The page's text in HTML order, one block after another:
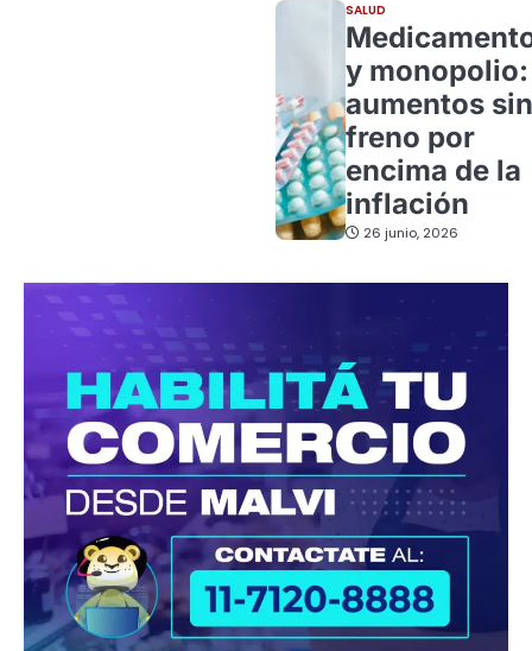
SALUD
y monopolio:
aumentos sin
freno por
encima de la
inflación
26 junio, 2026